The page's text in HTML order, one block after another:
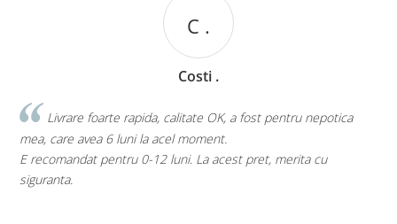
L .
Laura .
Centura abdominala foarte buna - circumferinta burticii
ramase dupa operatia de cezariana a scazut cu 7 cm dupa 2
saptamani de purtare si ma ajuta sa tin bebelusul in brate
mai bine si fara grija ca daca ma loveste cu piciorusele in